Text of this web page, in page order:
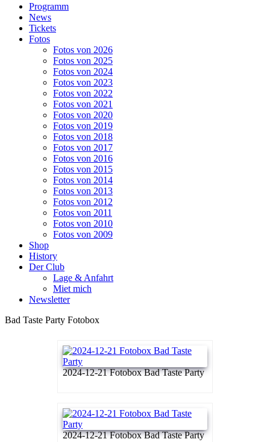
Programm
News
Tickets
Fotos
Fotos von 2026
Fotos von 2025
Fotos von 2024
Fotos von 2023
Fotos von 2022
Fotos von 2021
Fotos von 2020
Fotos von 2019
Fotos von 2018
Fotos von 2017
Fotos von 2016
Fotos von 2015
Fotos von 2014
Fotos von 2013
Fotos von 2012
Fotos von 2011
Fotos von 2010
Fotos von 2009
Shop
History
Der Club
Lage & Anfahrt
Miet mich
Newsletter
Bad Taste Party Fotobox
2024-12-21 Fotobox Bad Taste Party
2024-12-21 Fotobox Bad Taste Party